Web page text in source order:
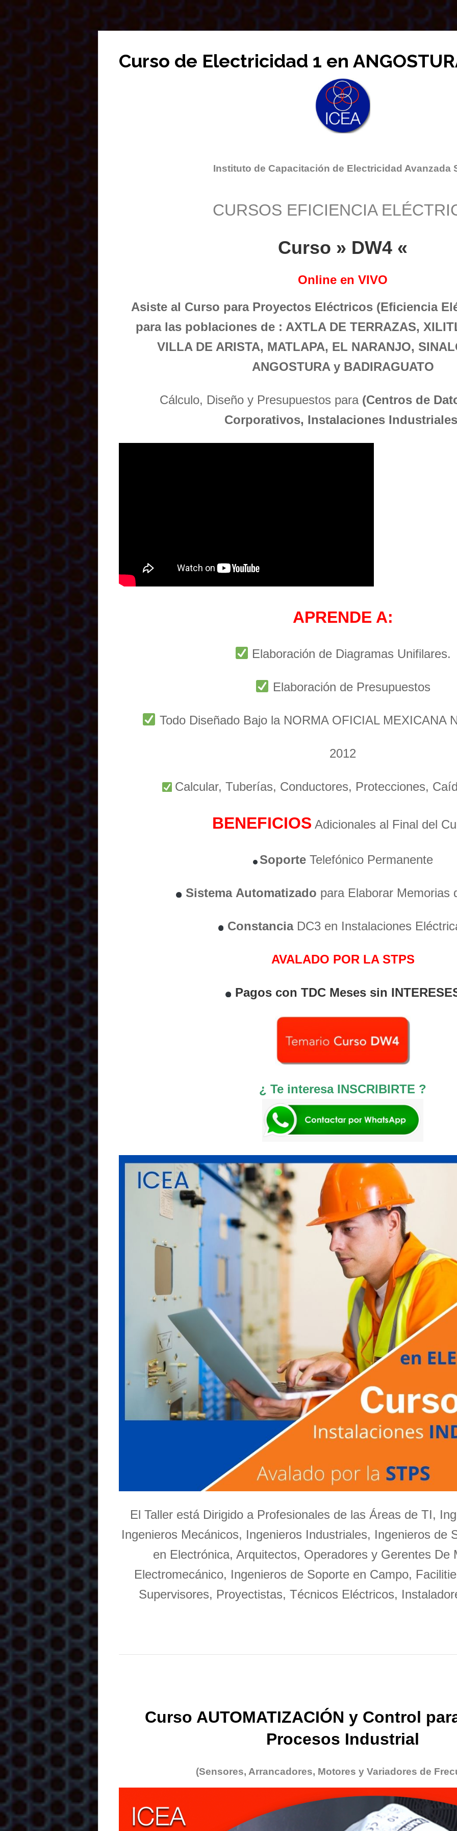
Curso de Electricidad 1 en
Instituto de Capacitación de Electricidad Avanzada
CURSOS EFICIENCIA
Curso » DW4 «
Online en VIVO
Asiste al Curso para Proyectos Eléctricos (Eficiencia
para las poblaciones de : AXTLA DE TERRAZAS,
VILLA DE ARISTA, MATLAPA, EL NARANJO,
ANGOSTURA y BADIRAGUATO
Cálculo, Diseño y Presupuestos para (Centros de
Corporativos, Instalaciones
APRENDE A:
Elaboración de Diagramas Unifilares.
Elaboración de Presupuestos
Todo Diseñado Bajo la NORMA OFICIAL MEXICANA
2012
Calcular, Tuberías, Conductores, Protecciones,
BENEFICIOS Adicionales al Final del
Soporte Telefónico Permanente
Sistema Automatizado para Elaborar Memorias
ConstanciaDC3 en Instalaciones
AVALADO POR LA STPS
Pagos con TDC Meses sin
¿ Te interesa INSCRIBIRTE ?
El Taller está Dirigido a Profesionales de las Áreas de TI,
Ingenieros Mecánicos, Ingenieros Industriales, Ingenieros de
en Electrónica, Arquitectos, Operadores y Gerentes De
Electromecánico, Ingenieros de Soporte en Campo,
Supervisores, Proyectistas, Técnicos Eléctricos,
Curso AUTOMATIZACIÓN y Control
Procesos Industrial
(Sensores, Arrancadores, Motores y Variadores de